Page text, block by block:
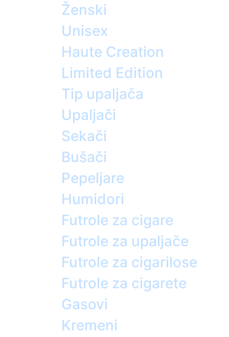
Ženski
Unisex
Haute Creation
Limited Edition
Tip upaljača
Upaljači
Sekači
Bušači
Pepeljare
Humidori
Futrole za cigare
Futrole za upaljače
Futrole za cigarilose
Futrole za cigarete
Gasovi
Kremeni